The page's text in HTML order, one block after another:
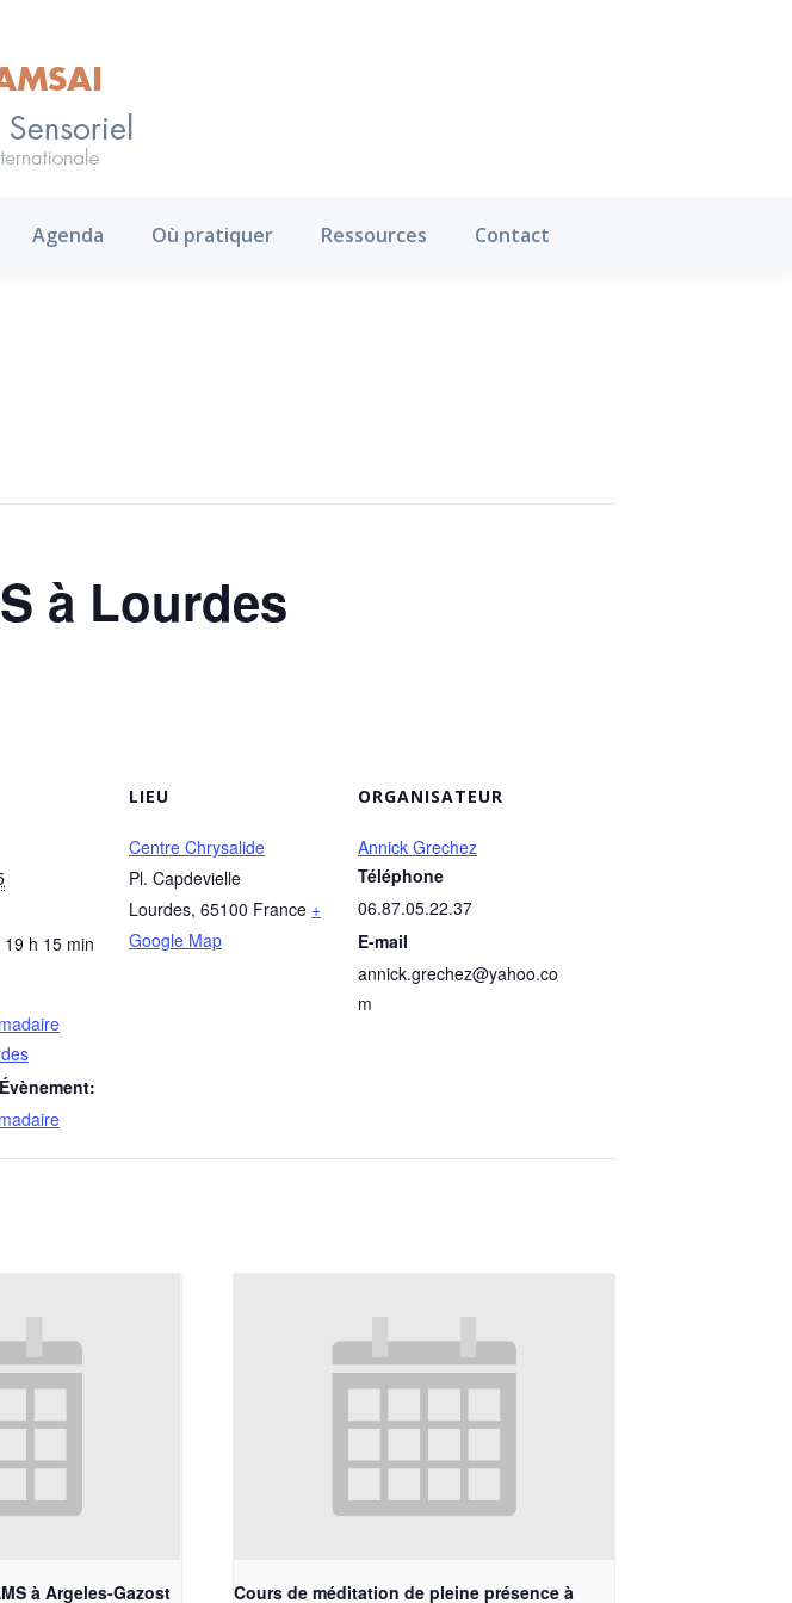
Agenda Où pratiquer Ressources Contact
à Lourdes
h 15 min
LIEU
Centre Chrysalide
Pl. Capdevielle
Lourdes, 65100 France +
Google Map
ORGANISATEUR
Annick Grechez
Téléphone
06.87.05.22.37
E-mail
annick.grechez@yahoo.co
m
à Argeles-Gazost Cours de méditation de pleine présence à